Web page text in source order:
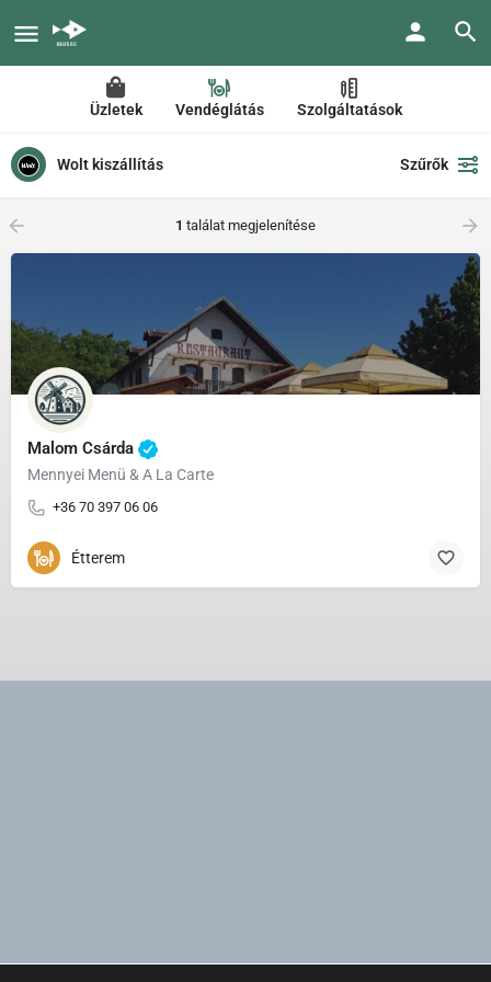
Üzletek Vendéglátás Szolgáltatások
Wolt kiszállítás Szűrők
1 találat megjelenítése
Malom Csárda
Mennyei Menü & A La Carte
+36 70 397 06 06
Étterem